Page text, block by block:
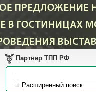
Партнер ТПП РФ
Расширенный поиск